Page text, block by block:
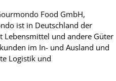
Food GmbH,
ist in Deutschland der
und andere Güter
im In- und Ausland und
Logistik und